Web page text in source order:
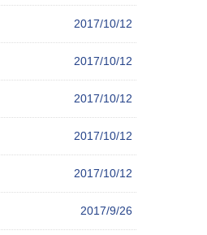
2017/10/12
2017/10/12
2017/10/12
2017/10/12
2017/10/12
2017/9/26